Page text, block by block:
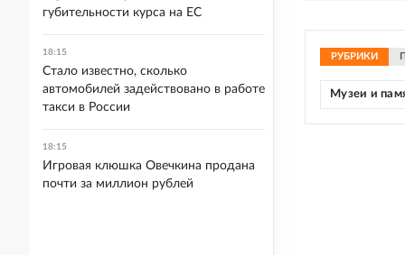
РУБРИКИ
Музеи и
губительности курса на ЕС
18:15
Стало известно, сколько
автомобилей задействовано в работе
такси в России
18:15
Игровая клюшка Овечкина продана
почти за миллион рублей